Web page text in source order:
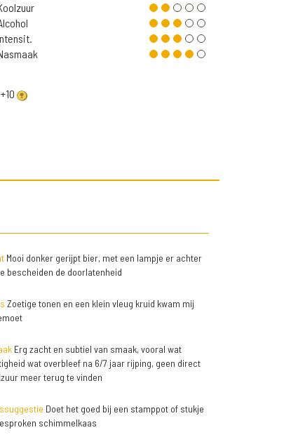
Mooi donker gerijpt bier, met een lampje er achter
bescheiden de doorlatenheid
Zoetige tonen en een klein vleug kruid kwam mij
Erg zacht en subtiel van smaak, vooral wat
wat overbleef na 6/7 jaar rijping, geen direct
meer terug te vinden
Doet het goed bij een stamppot of stukje
schimmelkaas